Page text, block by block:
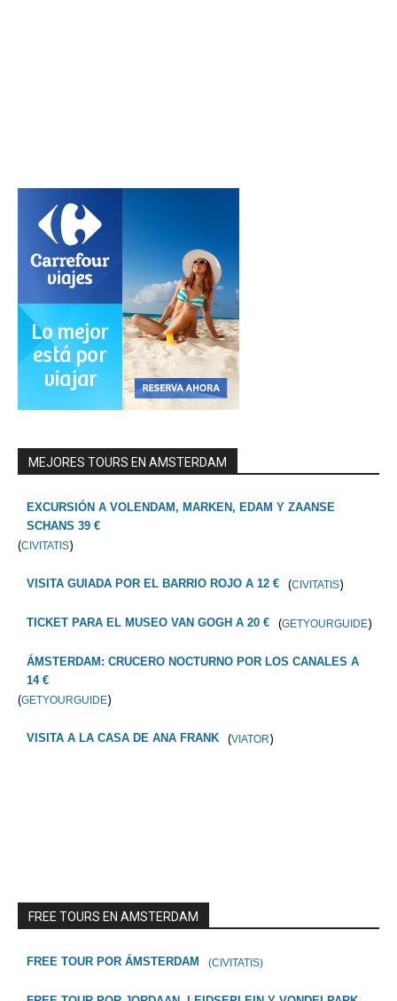
MEJORES TOURS EN AMSTERDAM
EXCURSIÓN A VOLENDAM, MARKEN, EDAM Y ZAANSE
SCHANS 39 €
(CIVITATIS)
VISITA GUIADA POR EL BARRIO ROJO A 12 € (CIVITATIS)
TICKET PARA EL MUSEO VAN GOGH A 20 € (GETYOURGUIDE)
ÁMSTERDAM: CRUCERO NOCTURNO POR LOS CANALES A
14 €
(GETYOURGUIDE)
VISITA A LA CASA DE ANA FRANK (VIATOR)
FREE TOURS EN AMSTERDAM
FREE TOUR POR ÁMSTERDAM (CIVITATIS)